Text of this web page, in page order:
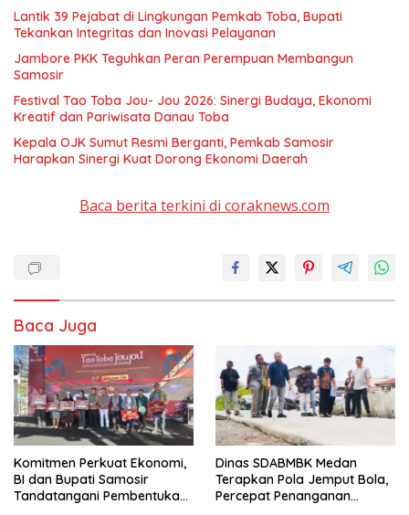
Lantik 39 Pejabat di Lingkungan Pemkab Toba, Bupati
Tekankan Integritas dan Inovasi Pelayanan
Jambore PKK Teguhkan Peran Perempuan Membangun
Samosir
Festival Tao Toba Jou- Jou 2026: Sinergi Budaya, Ekonomi
Kreatif dan Pariwisata Danau Toba
Kepala OJK Sumut Resmi Berganti, Pemkab Samosir
Harapkan Sinergi Kuat Dorong Ekonomi Daerah
Baca berita terkini di coraknews.com
Baca Juga
Komitmen Perkuat Ekonomi,
BI dan Bupati Samosir
Tandatangani Pembentukan
Dinas SDABMBK Medan
Terapkan Pola Jemput Bola,
Percepat Penanganan